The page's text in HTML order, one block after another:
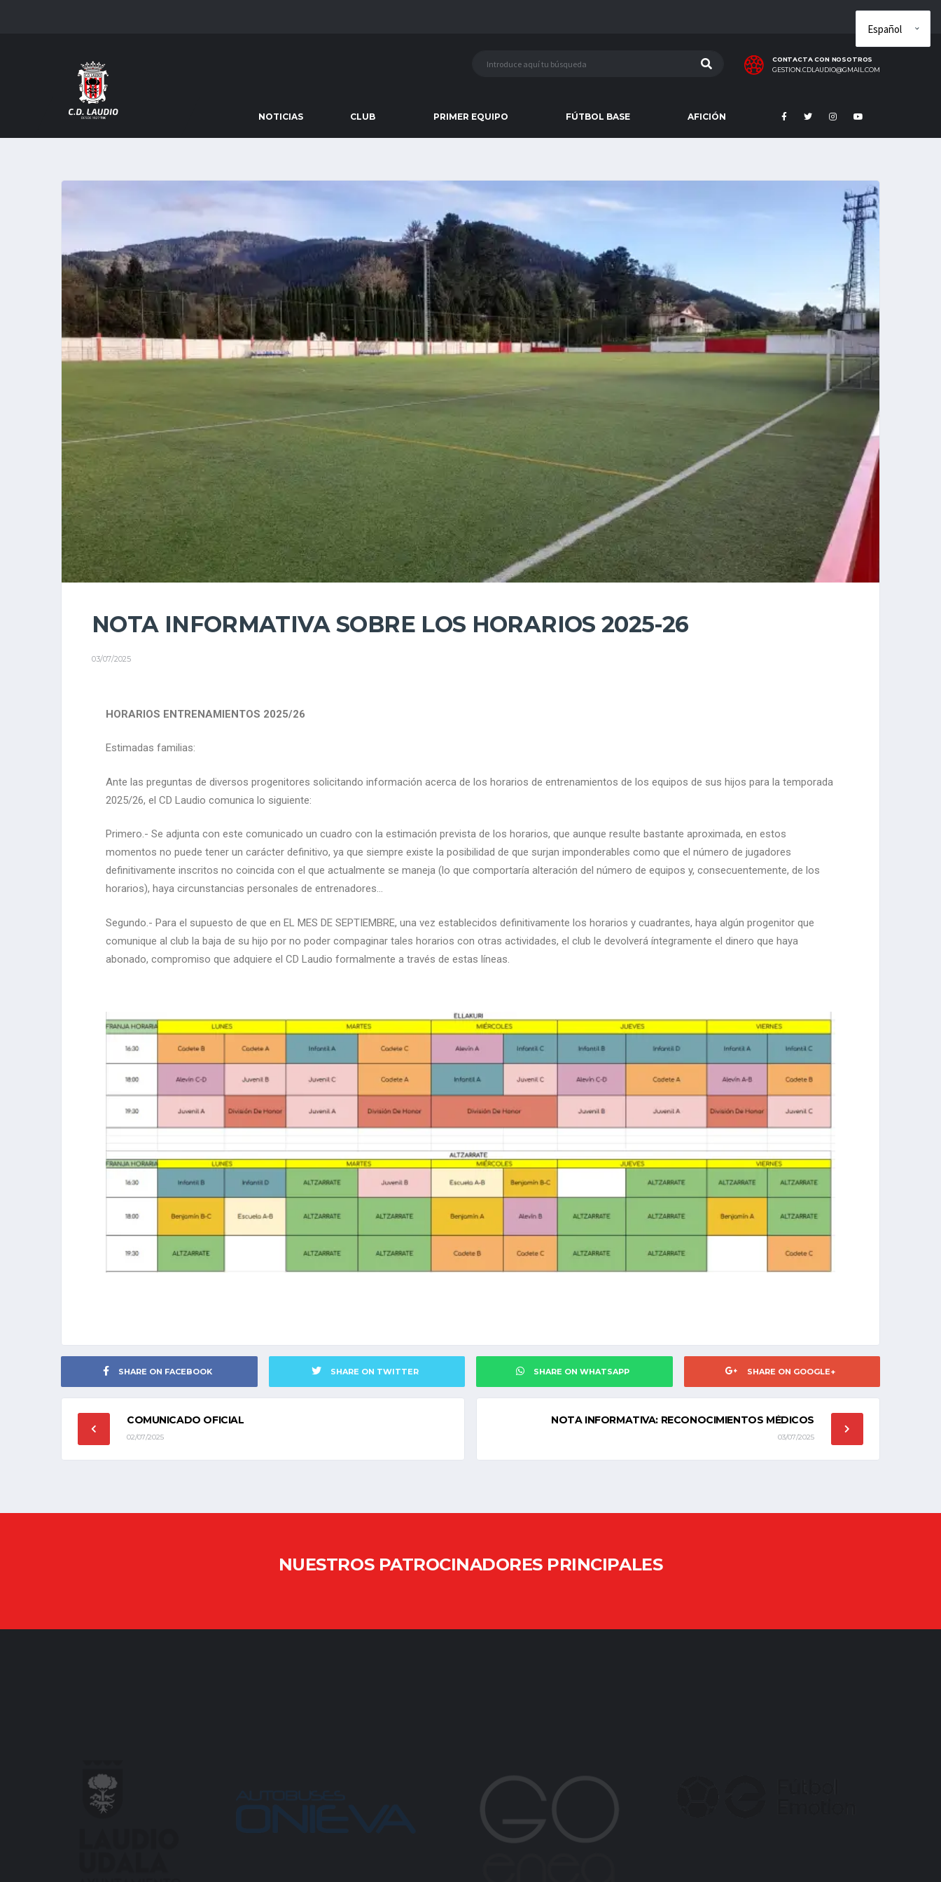
CONTACTA CON NOSOTROS
GESTION.CDLAUDIO@GMAIL.COM
NOTICIAS CLUB PRIMER EQUIPO FÚTBOL BASE AFICIÓN
NOTA INFORMATIVA SOBRE LOS HORARIOS 2025-26
03/07/2025
HORARIOS ENTRENAMIENTOS 2025/26
Estimadas familias:
Ante las preguntas de diversos progenitores solicitando información acerca de los horarios de entrenamientos de los equipos de sus hijos para la temporada
2025/26, el CD Laudio comunica lo siguiente:
Primero.- Se adjunta con este comunicado un cuadro con la estimación prevista de los horarios, que aunque resulte bastante aproximada, en estos
momentos no puede tener un carácter definitivo, ya que siempre existe la posibilidad de que surjan imponderables como que el número de jugadores
definitivamente inscritos no coincida con el que actualmente se maneja (lo que comportaría alteración del número de equipos y, consecuentemente, de los
horarios), haya circunstancias personales de entrenadores…
Segundo.- Para el supuesto de que en EL MES DE SEPTIEMBRE, una vez establecidos definitivamente los horarios y cuadrantes, haya algún progenitor que
comunique al club la baja de su hijo por no poder compaginar tales horarios con otras actividades, el club le devolverá íntegramente el dinero que haya
abonado, compromiso que adquiere el CD Laudio formalmente a través de estas líneas.
SHARE ON FACEBOOK SHARE ON TWITTER SHARE ON WHATSAPP SHARE ON GOOGLE+
COMUNICADO OFICIAL
02/07/2025
NOTA INFORMATIVA: RECONOCIMIENTOS MÉDICOS
03/07/2025
NUESTROS PATROCINADORES PRINCIPALES